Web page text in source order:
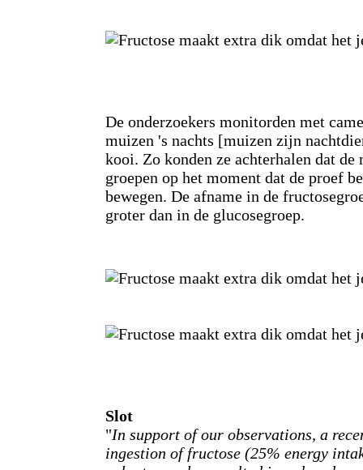
De onderzoekers monitorden met
muizen 's nachts [muizen zijn
kooi. Zo konden ze achterhalen dat de
groepen op het moment dat de proef
bewegen. De afname in de
groter dan in de glucosegroep.
Slot
"In support of our observations, a
ingestion of fructose (25% energy